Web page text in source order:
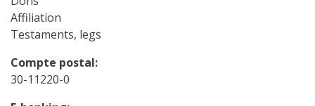
Affiliation
Testaments, legs
Compte postal:
30-11220-0